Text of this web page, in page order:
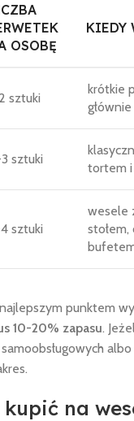
OSOBĘ
KIEDY
sztuki
krótkie
sztuki
tortem
sztuki
wesele
stołem,
punktem
10-20% zapasu.
na